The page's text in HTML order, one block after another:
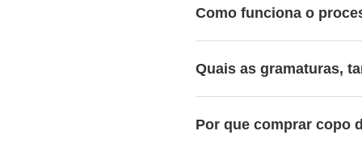
menores, testes ou
Como funciona o
para produção. Tudo isso
Quais as gramaturas,
Suzano. A
Por que comprar copo